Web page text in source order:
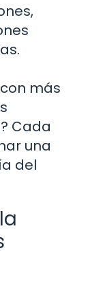
más
Cada
una
del